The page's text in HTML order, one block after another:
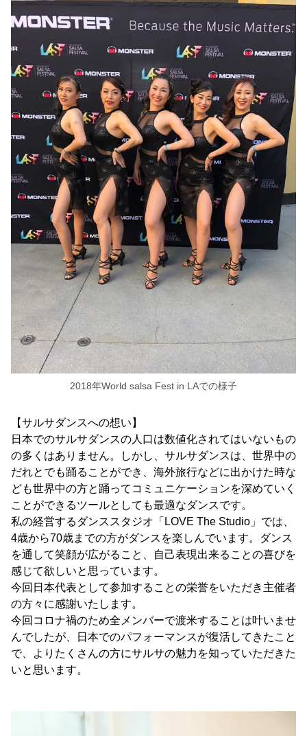
2018年World salsa Fest in LAでの様子
【サルサダンスへの想い】
日本でのサルサダンスの人口は数値化されてはいないもの
の多くはありません。しかし、サルサダンスは、世界中の
だれとでも踊ることができ、海外旅行などに出かけた時な
ども世界中の方と踊ってコミュニケーションを深めていく
ことができるツールとしても最適なダンスです。
私の経営するダンススタジオ「LOVE The Studio」では、
4歳から70歳までの方がダンスを楽しんでいます。ダンス
を通して笑顔が広がること、自己表現出来ることの喜びを
感じて欲しいと思っています。
今回日本代表として参加することの栄誉をいただき主催者
の方々に感謝いたします。
今回コロナ禍のため全メンバーで渡米することは叶いませ
んでしたが、日本でのパフォーマンスが復活してきたこと
で、よりたくさんの方にサルサの魅力を知っていただきた
いと思います。